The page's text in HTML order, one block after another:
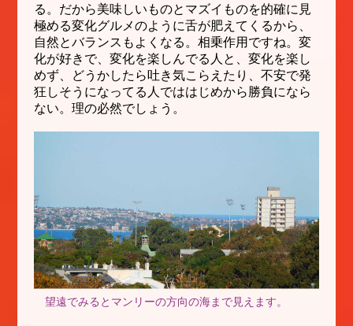
る。だから美味しいものとマズイものを的確に見
極める変化グルメのように舌が肥えてくるから、
自然とバランスもよくなる。相乗作用ですね。変
化が好きで、変化を楽しんでる人と、変化を楽し
めず、どうかしたら吐き気こらえたり、不安で発
狂しそうになってる人でははじめから勝負になら
ない。理の必然でしょう。
望遠でみるとマンリーの方向の海まで見えます。